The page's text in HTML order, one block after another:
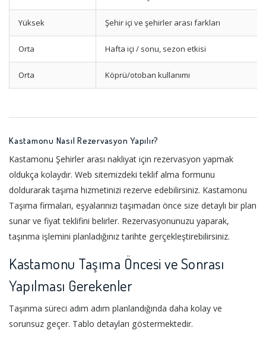
Yüksek Şehir içi ve şehirler arası farkları
Orta Hafta içi / sonu, sezon etkisi
Orta Köprü/otoban kullanımı
Kastamonu Nasıl Rezervasyon Yapılır?
Kastamonu Şehirler arası nakliyat için rezervasyon yapmak
oldukça kolaydır. Web sitemizdeki teklif alma formunu
doldurarak taşıma hizmetinizi rezerve edebilirsiniz. Kastamonu
Taşıma firmaları, eşyalarınızı taşımadan önce size detaylı bir plan
sunar ve fiyat teklifini belirler. Rezervasyonunuzu yaparak,
taşınma işlemini planladığınız tarihte gerçekleştirebilirsiniz.
Kastamonu Taşıma Öncesi ve Sonrası
Yapılması Gerekenler
Taşınma süreci adım adım planlandığında daha kolay ve
sorunsuz geçer. Tablo detayları göstermektedir.